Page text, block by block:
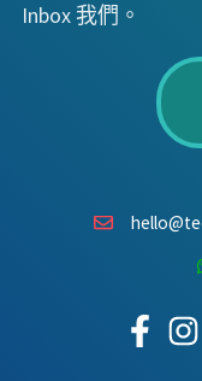
Inbox 我們。